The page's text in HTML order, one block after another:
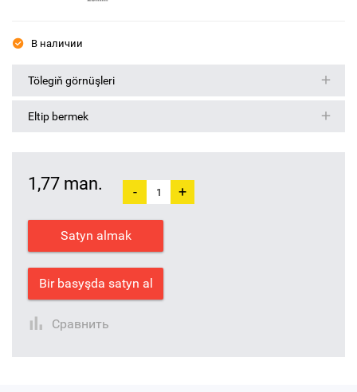
В наличии
Tölegiň görnüşleri
Eltip bermek
1,77 man. - +
Satyn almak
Bir basyşda satyn al
Сравнить